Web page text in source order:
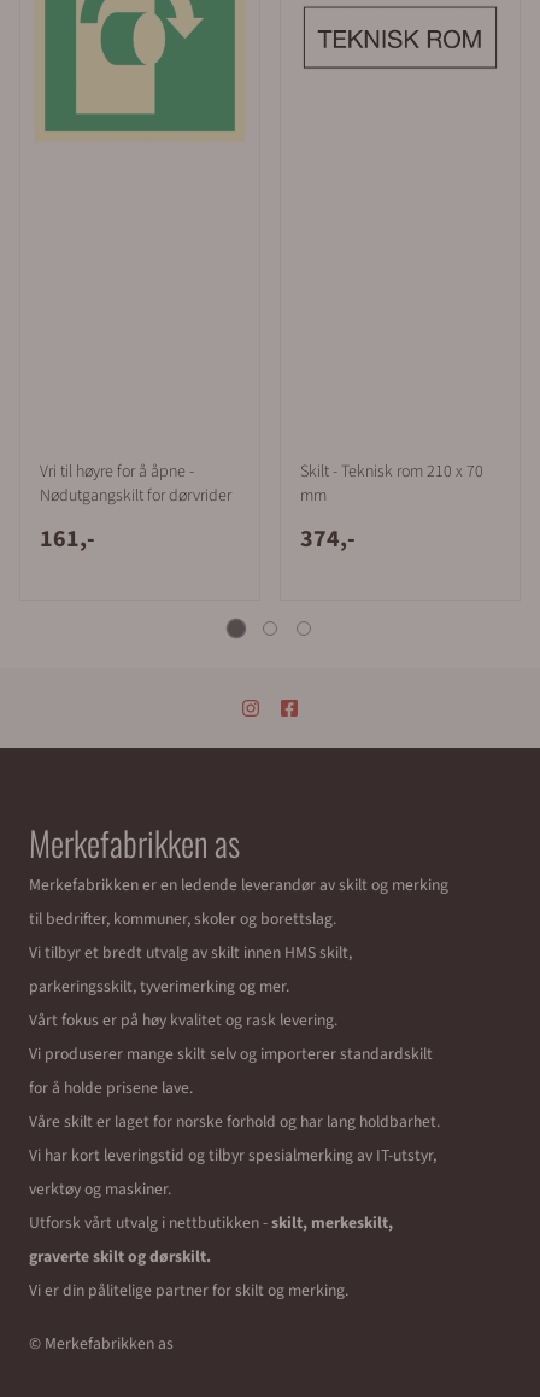
Vri til høyre for å åpne -
Nødutgangskilt for dørvrider
161,-
Skilt - Teknisk rom 210 x 70
mm
374,-
Merkefabrikken as
Merkefabrikken er en ledende leverandør av skilt og merking
til bedrifter, kommuner, skoler og borettslag.
Vi tilbyr et bredt utvalg av skilt innen HMS skilt,
parkeringsskilt, tyverimerking og mer.
Vårt fokus er på høy kvalitet og rask levering.
Vi produserer mange skilt selv og importerer standardskilt
for å holde prisene lave.
Våre skilt er laget for norske forhold og har lang holdbarhet.
Vi har kort leveringstid og tilbyr spesialmerking av IT-utstyr,
verktøy og maskiner.
Utforsk vårt utvalg i nettbutikken -skilt, merkeskilt,
graverte skilt og dørskilt.
Vi er din pålitelige partner for skilt og merking.
© Merkefabrikken as